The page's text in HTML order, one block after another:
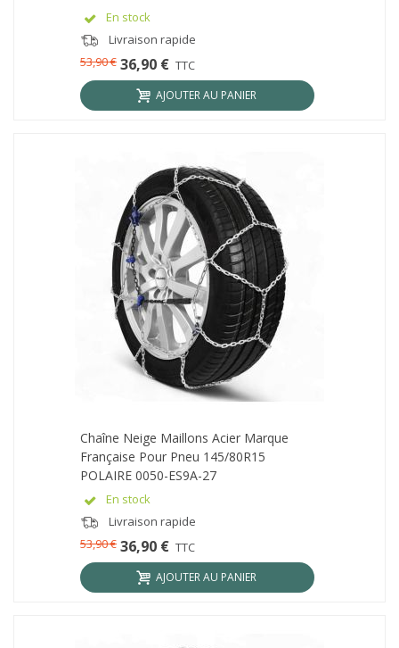
En stock
Livraison rapide
36,90 € TTC
53,90 €
AJOUTER AU PANIER
Chaîne Neige Maillons Acier Marque
Française Pour Pneu 145/80R15
POLAIRE 0050-ES9A-27
En stock
Livraison rapide
36,90 € TTC
53,90 €
AJOUTER AU PANIER